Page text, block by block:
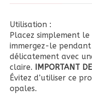
Utilisation :
Placez simplement le
immergez-le pendant
délicatement avec
claire. IMPORTANT
Évitez d’utiliser ce
opales.